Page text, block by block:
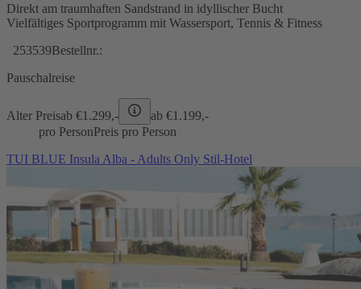
Direkt am traumhaften Sandstrand in idyllischer Bucht
Vielfältiges Sportprogramm mit Wassersport, Tennis & Fitness
253539Bestellnr.:
Pauschalreise
Alter Preisab €1.299,- ab €1.199,-
pro PersonPreis pro Person
TUI BLUE Insula Alba - Adults Only Stil-Hotel